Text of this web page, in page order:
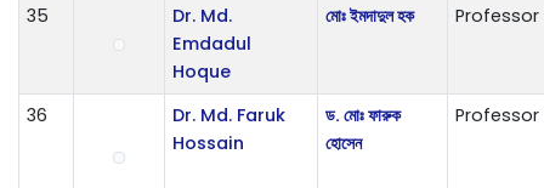
35
Dr. Md.
Emdadul
Hoque
মোঃ ইমদাদুল হক Professor
36
Dr. Md. Faruk
Hossain
ড. মোঃ ফারুক
হোসেন
Professor